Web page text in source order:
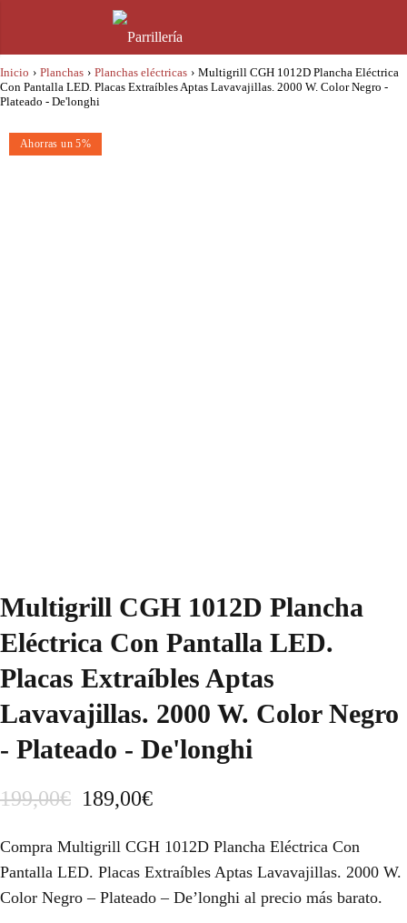
Inicio › Planchas › Planchas eléctricas › Multigrill CGH 1012D Plancha Eléctrica
Con Pantalla LED. Placas Extraíbles Aptas Lavavajillas. 2000 W. Color Negro -
Plateado - De'longhi
Ahorras un 5%
Multigrill CGH 1012D Plancha
Eléctrica Con Pantalla LED.
Placas Extraíbles Aptas
Lavavajillas. 2000 W. Color Negro
- Plateado - De'longhi
199,00€ E
p
r
189,00€E
p
r
Compra Multigrill CGH 1012D Plancha Eléctrica Con
Pantalla LED. Placas Extraíbles Aptas Lavavajillas. 2000 W.
Color Negro – Plateado – De’longhi al precio más barato.